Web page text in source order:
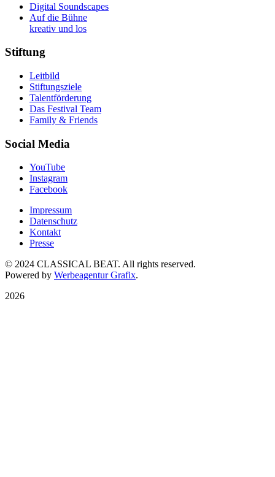
Digital Soundscapes
Auf die Bühne
kreativ und los
Stiftung
Leitbild
Stiftungsziele
Talentförderung
Das Festival Team
Family & Friends
Social Media
YouTube
Instagram
Facebook
Impressum
Datenschutz
Kontakt
Presse
© 2024 CLASSICAL BEAT. All rights reserved.
Powered by Werbeagentur Grafix.
2026